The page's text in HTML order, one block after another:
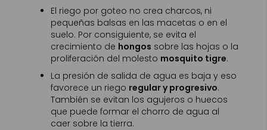
El riego por goteo no crea charcos, ni
pequeñas balsas en las macetas o en el
suelo. Por consiguiente, se evita el
crecimiento de hongos sobre las hojas o la
proliferación del molesto mosquito tigre.
La presión de salida de agua es baja y eso
favorece un riego regular y progresivo.
También se evitan los agujeros o huecos
que puede formar el chorro de agua al
caer sobre la tierra.